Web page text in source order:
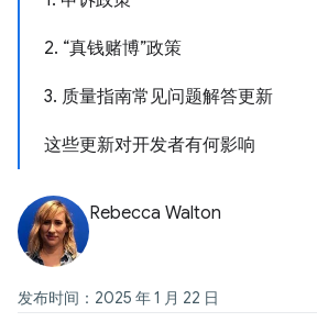
2. “真钱赌博”政策
3. 质量指南常见问题解答更新
这些更新对开发者有何影响
Rebecca Walton
发布时间：2025 年 1 月 22 日